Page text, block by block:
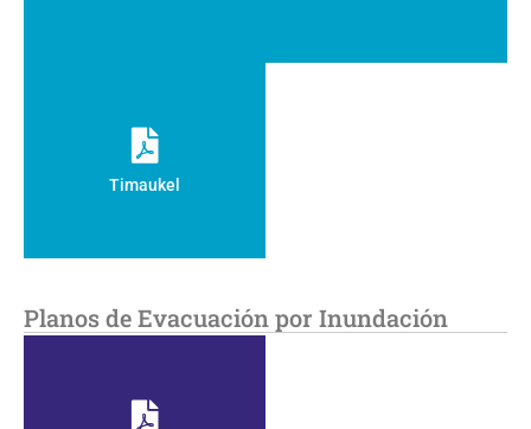
Timaukel
Planos de Evacuación por Inundación